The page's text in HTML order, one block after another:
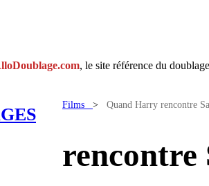
, le site référence du
Films > Quand Harry rencontre
rencontre